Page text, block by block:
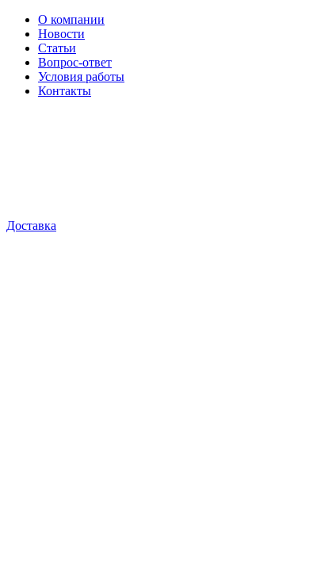
О компании
Новости
Статьи
Вопрос-ответ
Условия работы
Контакты
Доставка